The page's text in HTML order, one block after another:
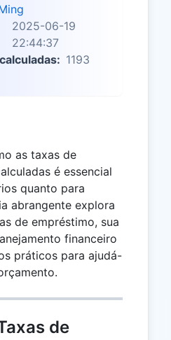
2025-06-19
22:44:37
1193
as taxas de
é essencial
quanto para
abrangente explora
de empréstimo, sua
financeiro
práticos para ajudá-
de